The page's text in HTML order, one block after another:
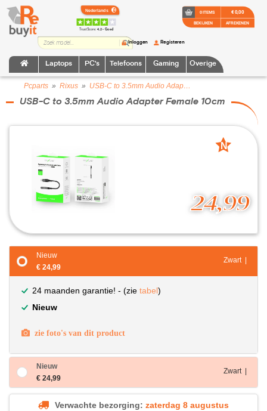
TrustScore:4.2 • Goed
Laptops PC's Telefoons Gaming Overige
Inloggen Registeren
0 ITEMS
BEKIJKEN
€ 0,00
AFREKENEN
Pcparts » Rixus »
USB-C to 3.5mm Audio Adapter Female 10cm
USB-C to 3.5mm Audio Adapter Female 10cm
24,99
N
Nieuw
€ 24,99
Zwart |
24 maanden garantie! - (zie tabel)
Nieuw
zie foto's van dit product
Nieuw
€ 24,99
Zwart |
Verwachte bezorging: zaterdag 8 augustus